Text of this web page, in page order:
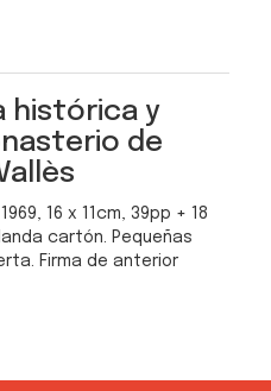
histórica y
de
16 x 11cm, 39pp + 18
cartón. Pequeñas
Firma de anterior